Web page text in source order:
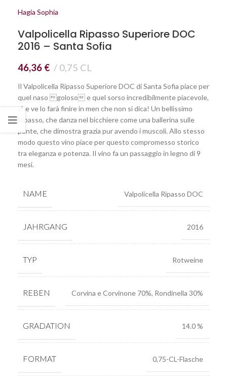
Hagia Sophia
Valpolicella Ripasso Superiore DOC
2016 – Santa Sofia
46,36 € 0,75 CL
Il Valpolicella Ripasso Superiore DOC di Santa Sofia piace per
quel naso goloso e quel sorso incredibilmente piacevole,
che ve lo farà finire in men che non si dica! Un bellissimo
Ripasso, che danza nel bicchiere come una ballerina sulle
punte, che dimostra grazia pur avendo i muscoli. Allo stesso
modo questo vino piace per questo compromesso storico
tra eleganza e potenza. Il vino fa un passaggio in legno di 9
mesi.
NAME Valpolicella Ripasso DOC
JAHRGANG 2016
TYP Rotweine
REBEN Corvina e Corvinone 70%, Rondinella 30%
GRADATION 14.0 %
FORMAT 0,75-CL-Flasche